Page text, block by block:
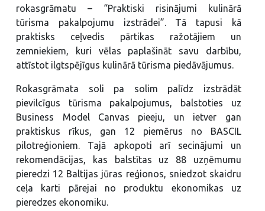
rokasgrāmatu – “Praktiski risinājumi kulinārā
tūrisma pakalpojumu izstrādei”. Tā tapusi kā
praktisks ceļvedis pārtikas ražotājiem un
zemniekiem, kuri vēlas paplašināt savu darbību,
attīstot ilgtspējīgus kulinārā tūrisma piedāvājumus.
Rokasgrāmata soli pa solim palīdz izstrādāt
pievilcīgus tūrisma pakalpojumus, balstoties uz
Business Model Canvas pieeju, un ietver gan
praktiskus rīkus, gan 12 piemērus no BASCIL
pilotreģioniem. Tajā apkopoti arī secinājumi un
rekomendācijas, kas balstītas uz 88 uzņēmumu
pieredzi 12 Baltijas jūras reģionos, sniedzot skaidru
ceļa karti pārejai no produktu ekonomikas uz
pieredzes ekonomiku.